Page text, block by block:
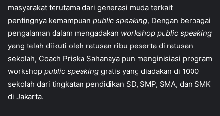
masyarakat terutama dari generasi muda terkait
pentingnya kemampuan public speaking, Dengan berbagai
pengalaman dalam mengadakan workshop public speaking
yang telah diikuti oleh ratusan ribu peserta di ratusan
sekolah, Coach Priska Sahanaya pun menginisiasi program
workshop public speaking gratis yang diadakan di 1000
sekolah dari tingkatan pendidikan SD, SMP, SMA, dan SMK
di Jakarta.